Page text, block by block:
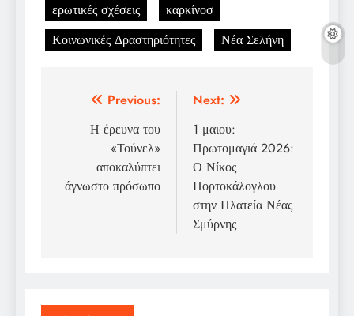
ερωτικές σχέσεις
καρκίνοσ
Κοινωνικές Δραστηριότητες
Νέα Σελήνη
Post
navigation
Previous:
Η έρευνα του
«Τούνελ»
αποκαλύπτει
άγνωστο πρόσωπο
Next:
1 μαιου:
Πρωτομαγιά 2026:
Ο Νίκος
Πορτοκάλογλου
στην Πλατεία Νέας
Σμύρνης